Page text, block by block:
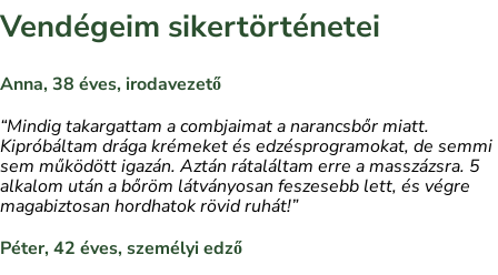
Vendégeim sikertörténetei
Anna, 38 éves, irodavezető
“Mindig takargattam a combjaimat a narancsbőr miatt.
Kipróbáltam drága krémeket és edzésprogramokat, de semmi
sem működött igazán. Aztán rátaláltam erre a masszázsra. 5
alkalom után a bőröm látványosan feszesebb lett, és végre
magabiztosan hordhatok rövid ruhát!”
Péter, 42 éves, személyi edző